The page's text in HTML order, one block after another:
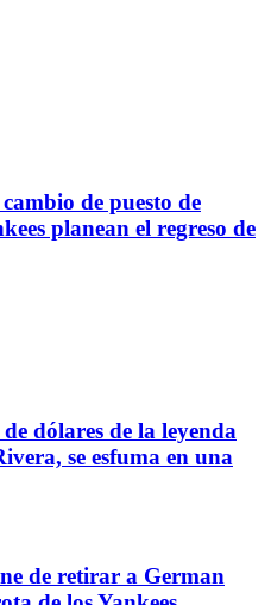
de puesto de
planean el regreso de
dólares de la leyenda
se esfuma en una
de retirar a German